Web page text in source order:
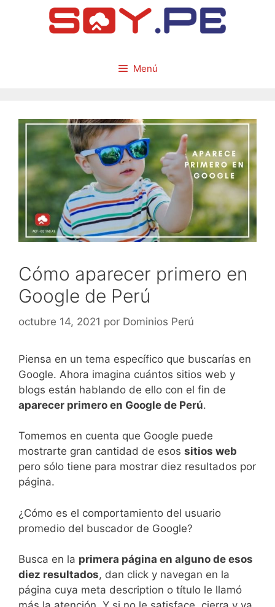
Menú
Cómo aparecer primero en
Google de Perú
octubre 14, 2021 por Dominios Perú
Piensa en un tema específico que buscarías en
Google. Ahora imagina cuántos sitios web y
blogs están hablando de ello con el fin de
aparecer primero en Google de Perú.
Tomemos en cuenta que Google puede
mostrarte gran cantidad de esos sitios web
pero sólo tiene para mostrar diez resultados por
página.
¿Cómo es el comportamiento del usuario
promedio del buscador de Google?
Busca en la primera página en alguno de esos
diez resultados, dan click y navegan en la
página cuya meta description o título le llamó